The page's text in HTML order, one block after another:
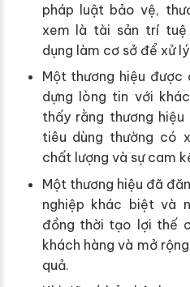
pháp luật bảo vệ,
xem là tài sản trí
dụng làm cơ sở để xử
Một thương hiệu
dựng lòng tin với
thấy rằng thương
tiêu dùng thường có
chất lượng và sự cam
Một thương hiệu đã
nghiệp khác biệt và
đồng thời tạo lợi thế
khách hàng và mở
quả.